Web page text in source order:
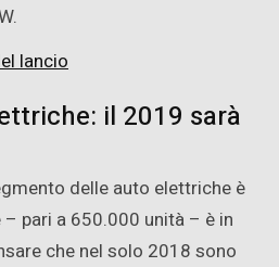
lancio
il 2019 sarà
delle auto elettriche è
pari a 650.000 unità – è in
che nel solo 2018 sono